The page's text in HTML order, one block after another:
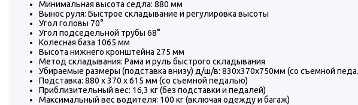
Минимальная высота седла: 880 мм
Вынос руля: Быстрое складывание и регулировка высоты
Угол головы 70°
Угол подседельной трубы 68°
Колесная база 1065 мм
Высота нижнего кронштейна 275 мм
Метод складывания: Рама и руль быстрого складывания
Убираемые размеры (подставка внизу) д/ш/в: 830х370х750мм (со съемной
Подставка: 880 x 370 x 615 мм (со съемной педалью)
Приблизительный вес: 16,3 кг (без подставки и педалей)
Максимальный вес водителя: 100 кг (включая одежду и багаж)